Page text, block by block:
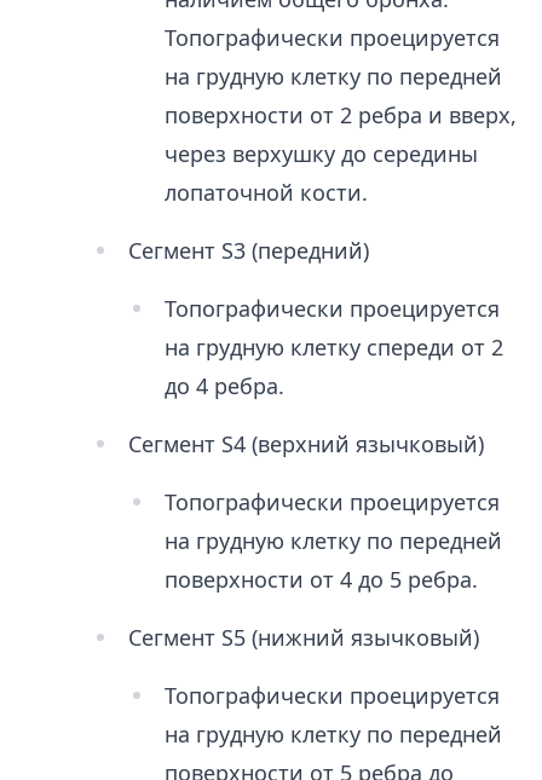
Топографически проецируется
на грудную клетку по передней
поверхности от 2 ребра и вверх,
через верхушку до середины
лопаточной кости.
Сегмент S3 (передний)
Топографически проецируется
на грудную клетку спереди от 2
до 4 ребра.
Сегмент S4 (верхний язычковый)
Топографически проецируется
на грудную клетку по передней
поверхности от 4 до 5 ребра.
Сегмент S5 (нижний язычковый)
Топографически проецируется
на грудную клетку по передней
поверхности от 5 ребра до